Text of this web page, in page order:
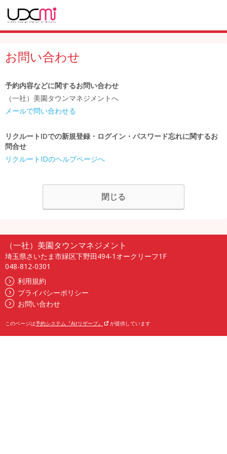
お問い合わせ
予約内容などに関するお問い合わせ
（一社）美園タウンマネジメントへ
メールで問い合わせる
リクルートIDでの新規登録・ログイン・パスワード忘れに関するお
問合せ
リクルートIDのヘルプページへ
閉じる
（一社）美園タウンマネジメント
埼玉県さいたま市緑区下野田494-1オークリーフ1F
048-812-0301
利用規約
プライバシーポリシー
お問い合わせ
このページは予約システム『Airリザーブ』 が提供しています